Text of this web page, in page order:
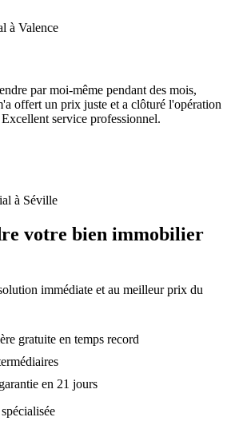
à Valence
par moi-même pendant des mois,
offert un prix juste et a clôturé l'opération
service professionnel.
à Séville
votre bien immobilier
immédiate et au meilleur prix du
gratuite en temps record
en 21 jours